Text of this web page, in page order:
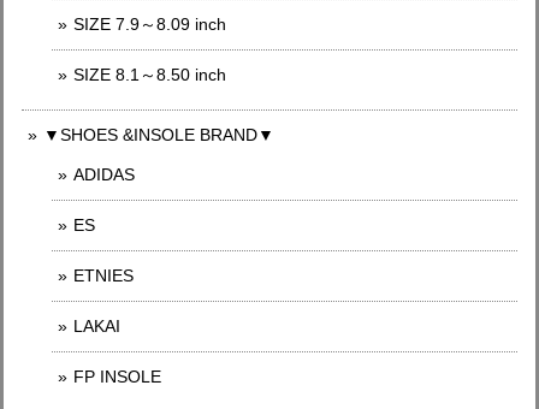
SIZE 7.9～8.09 inch
SIZE 8.1～8.50 inch
▼SHOES &INSOLE BRAND▼
ADIDAS
ES
ETNIES
LAKAI
FP INSOLE